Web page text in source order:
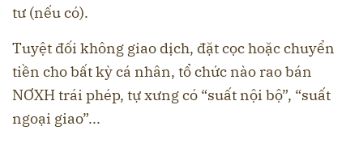
tư (nếu có).
Tuyệt đối không giao dịch, đặt cọc hoặc chuyển
tiền cho bất kỳ cá nhân, tổ chức nào rao bán
NƠXH trái phép, tự xưng có “suất nội bộ”, “suất
ngoại giao”...